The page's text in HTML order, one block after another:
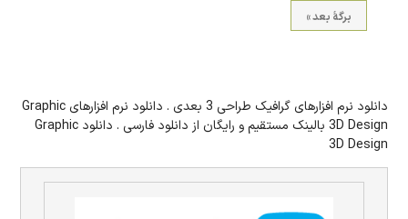
برگهٔ بعد »
دانلود نرم افزارهای گرافیک طراحی 3 بعدی . دانلود نرم افزارهای Graphic
3D Design بالینک مستقیم و رایگان از دانلود فارسی . دانلود Graphic
3D Design